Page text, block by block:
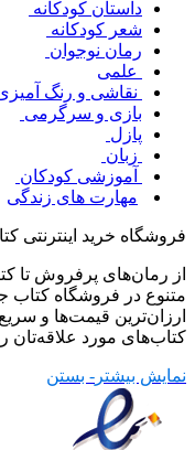
داستان کودکانه
شعر کودکانه
رمان نوجوان
علمی
نقاشی و رنگ
بازی و سرگرمی
پازل
زبان
آموزشی کودکان
مهارت های زندگی
فروشگاه خرید اینترنتی
از رمان‌های پرفروش تا
متنوع در فروشگاه کتاب
ارزان‌ترین قیمت‌ها و
کتاب‌های مورد علاقه‌تان
نمایش بیشتر - بستن